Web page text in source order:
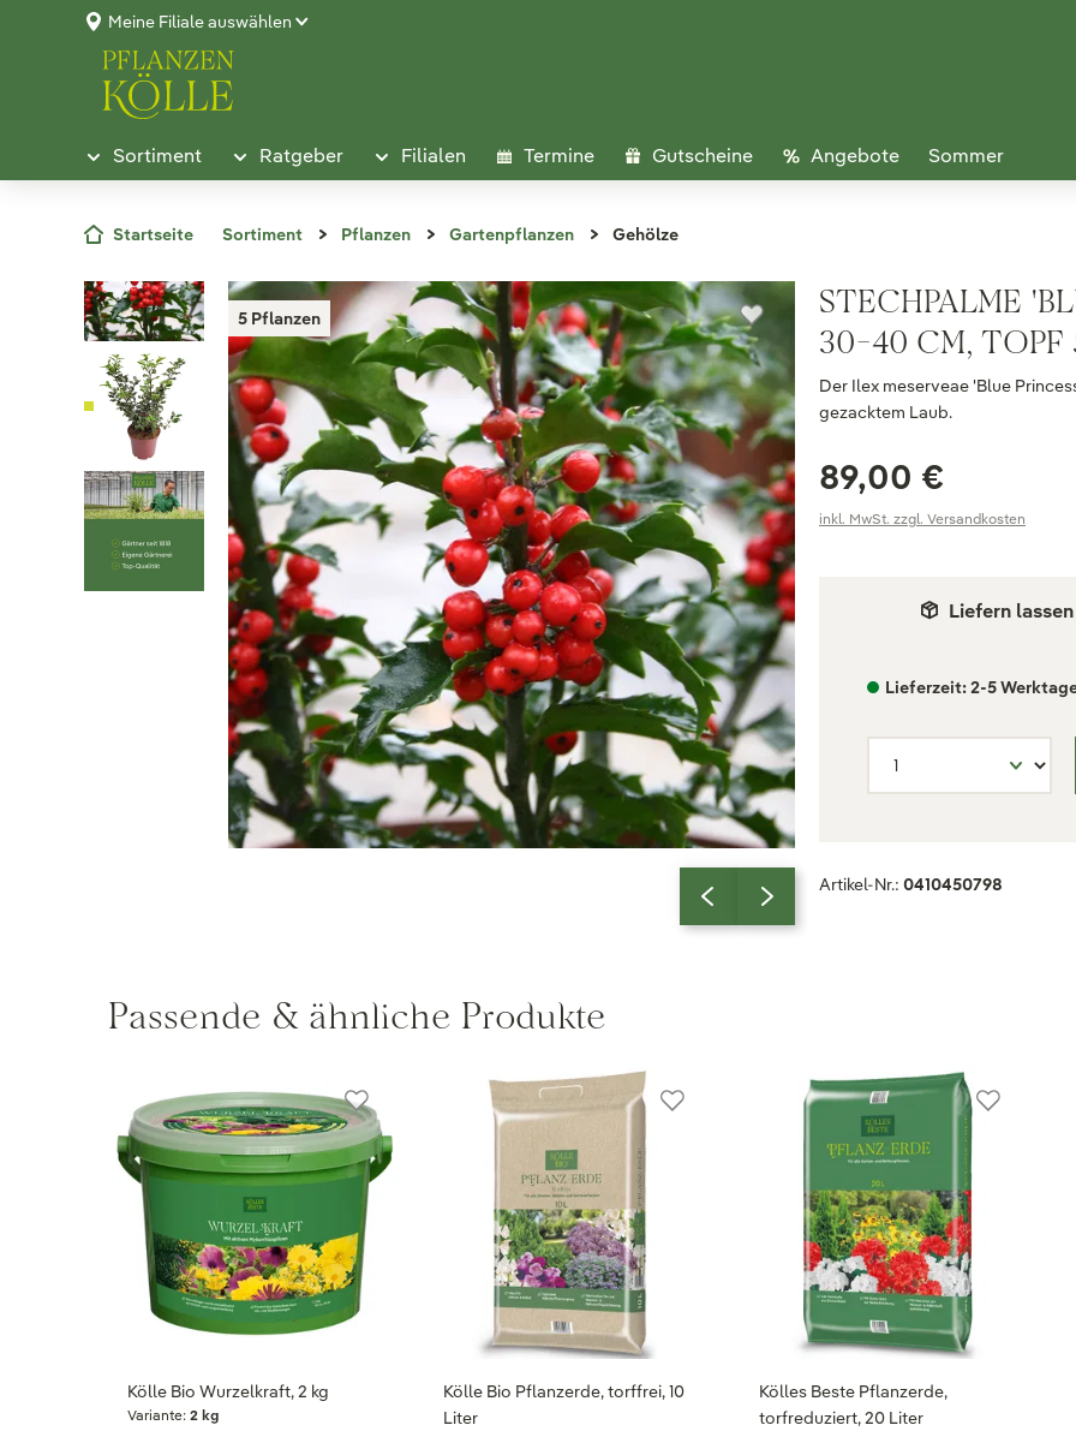
Meine Filiale auswählen
Sortiment Ratgeber Filialen Termine Gutscheine Angebote Sommer
Startseite Sortiment Pflanzen Gartenpflanzen Gehölze
5 Pflanzen
STECHPALME
30-40 CM, TOPF
Der Ilex meserveae 'Blue
gezacktem Laub.
89,00 €
inkl. MwSt. zzgl. Versandkosten
Liefern lassen
Lieferzeit: 2-5
Artikel-Nr.: 0410450798
Passende & ähnliche Produkte
Kölle Bio Wurzelkraft, 2 kg
Variante: 2 kg
Kölle Bio Pflanzerde, torffrei, 10
Liter
Kölles Beste Pflanzerde,
torfreduziert, 20 Liter